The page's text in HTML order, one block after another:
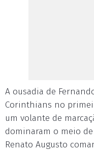
A ousadia de
Corinthians no
um volante de
dominaram o meio
Renato Augusto